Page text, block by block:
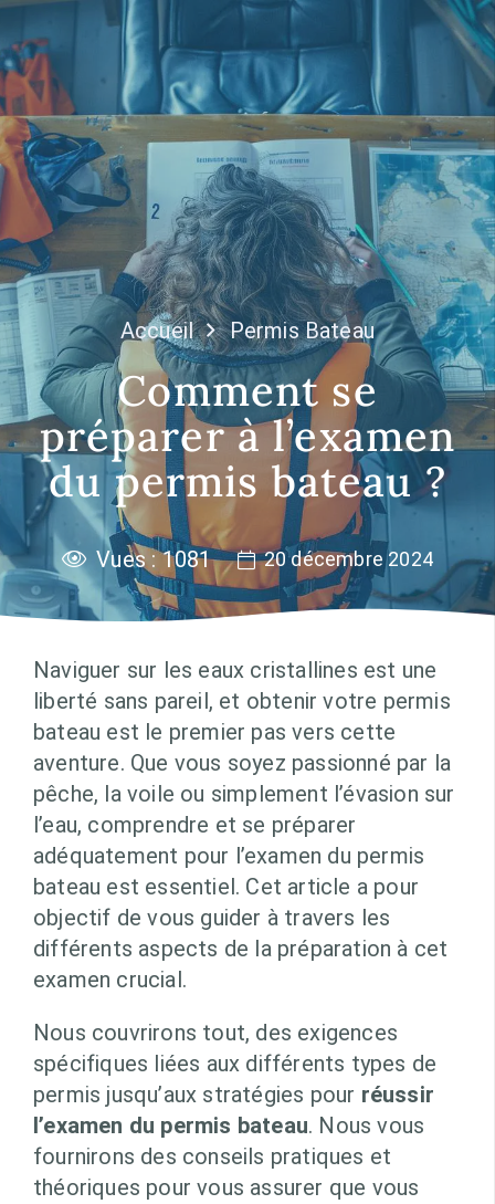
Accueil Permis Bateau
Comment se
préparer à l’examen
du permis bateau ?
Vues :1081 20 décembre 2024
Naviguer sur les eaux cristallines est une
liberté sans pareil, et obtenir votre permis
bateau est le premier pas vers cette
aventure. Que vous soyez passionné par la
pêche, la voile ou simplement l’évasion sur
l’eau, comprendre et se préparer
adéquatement pour l’examen du permis
bateau est essentiel. Cet article a pour
objectif de vous guider à travers les
différents aspects de la préparation à cet
examen crucial.
Nous couvrirons tout, des exigences
spécifiques liées aux différents types de
permis jusqu’aux stratégies pour réussir
l’examen du permis bateau. Nous vous
fournirons des conseils pratiques et
théoriques pour vous assurer que vous